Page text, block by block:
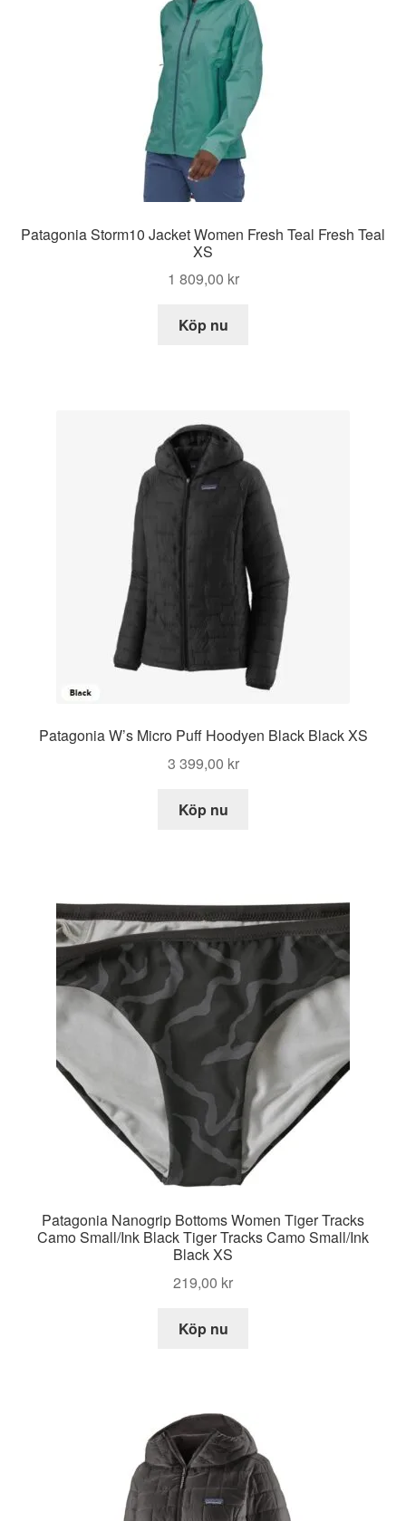
Patagonia Storm10 Jacket Women Fresh Teal Fresh Teal
XS
1 809,00 kr
Köp nu
Patagonia W’s Micro Puff Hoodyen Black Black XS
3 399,00 kr
Köp nu
Patagonia Nanogrip Bottoms Women Tiger Tracks
Camo Small/Ink Black Tiger Tracks Camo Small/Ink
Black XS
219,00 kr
Köp nu